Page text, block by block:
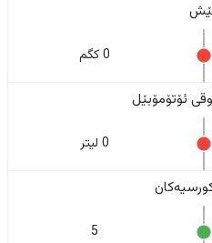
0 کگم
ئۆتۆمۆبێل
0 لیتر
5